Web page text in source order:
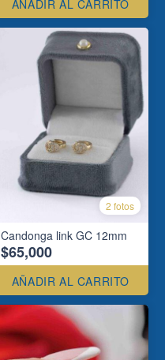
AÑADIR AL CARRITO
2 fotos
Candonga link GC 12mm
$65,000
AÑADIR AL CARRITO